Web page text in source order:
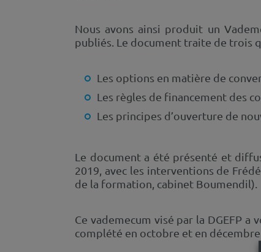
Nous avons ainsi produit un
publiés. Le document traite de trois
Les options en matière de
Les règles de financement des
Les principes d’ouverture de
Le document a été présenté et
2019, avec les interventions de
de la formation,
Ce vademecum visé par la DGEFP
complété en octobre et en décembre.